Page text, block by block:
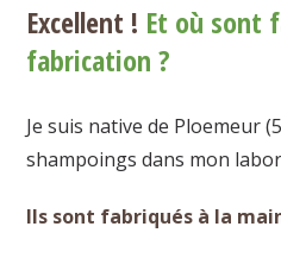
Excellent ! Et où sont
fabrication ?
Je suis native de Ploemeur
shampoings dans mon
Ils sont fabriqués à la